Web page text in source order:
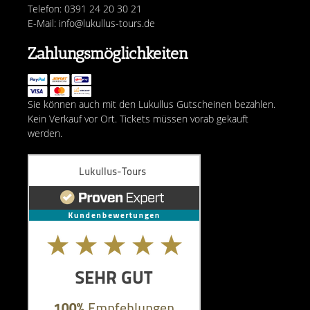
Telefon: 0391 24 20 30 21
E-Mail: info@lukullus-tours.de
Zahlungsmöglichkeiten
Sie können auch mit den Lukullus Gutscheinen bezahlen.
Kein Verkauf vor Ort. Tickets müssen vorab gekauft
werden.